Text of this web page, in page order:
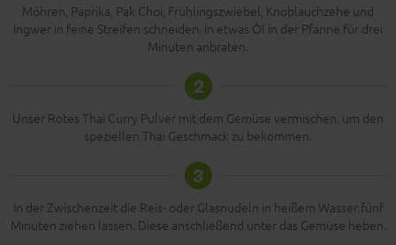
Möhren, Paprika, Pak Choi, Frühlingszwiebel, Knoblauchzehe und
Ingwer in feine Streifen schneiden. In etwas Öl in der Pfanne für drei
Minuten anbraten.
2
Unser Rotes Thai Curry Pulver mit dem Gemüse vermischen, um den
speziellen Thai Geschmack zu bekommen.
3
In der Zwischenzeit die Reis- oder Glasnudeln in heißem Wasser fünf
Minuten ziehen lassen. Diese anschließend unter das Gemüse heben.